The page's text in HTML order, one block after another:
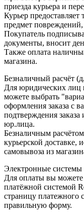
приезда курьера и
Курьер
предмет повреждений,
Покупатель
документы, вносит
Также оплата
магазина.
Безналичный расчёт
Для юридических лиц
можете выбрать
оформления заказа с
подтверждения
юр.лица.
Безналичным
курьерской доставке,
самовывоза из
Электронные системы
Для оплаты вы можете
платёжной системой
страницу платежного
правильную форму.